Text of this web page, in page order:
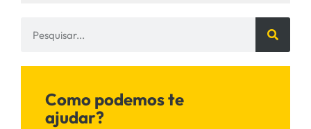
Como podemos te
ajudar?